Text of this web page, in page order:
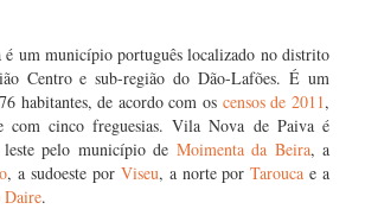
um município português localizado no distrito
Centro e sub-região do Dão-Lafões. É um
habitantes, de acordo com os censos de 2011,
com cinco freguesias. Vila Nova de Paiva é
pelo município de Moimenta da Beira, a
, a sudoeste por Viseu, a norte porTarouca e a
Daire.